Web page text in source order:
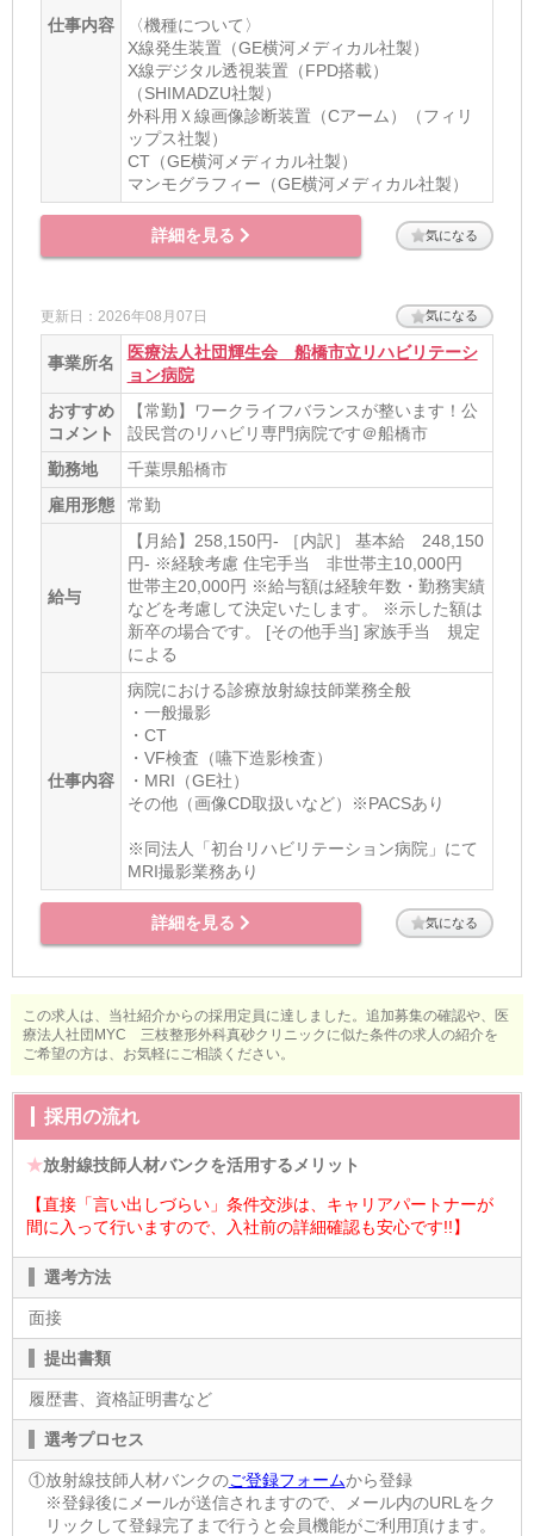
仕事内容
〈機種について〉
X線発生装置（GE横河メディカル社製）
X線デジタル透視装置（FPD搭載）
（SHIMADZU社製）
外科用Ｘ線画像診断装置（Cアーム）（フィリ
ップス社製）
CT（GE横河メディカル社製）
マンモグラフィー（GE横河メディカル社製）
詳細を見る 気になる
更新日：2026年08月07日 気になる
事業所名
医療法人社団輝生会 船橋市立リハビリテーシ
ョン病院
おすすめ
コメント
【常勤】ワークライフバランスが整います！公
設民営のリハビリ専門病院です＠船橋市
勤務地
千葉県船橋市
雇用形態
常勤
給与
【月給】258,150円- ［内訳］ 基本給 248,150
円- ※経験考慮 住宅手当 非世帯主10,000円
世帯主20,000円 ※給与額は経験年数・勤務実績
などを考慮して決定いたします。 ※示した額は
新卒の場合です。 [その他手当] 家族手当 規定
による
仕事内容
病院における診療放射線技師業務全般
・一般撮影
・CT
・VF検査（嚥下造影検査）
・MRI（GE社）
その他（画像CD取扱いなど）※PACSあり
※同法人「初台リハビリテーション病院」にて
MRI撮影業務あり
詳細を見る 気になる
この求人は、当社紹介からの採用定員に達しました。追加募集の確認や、医
療法人社団MYC 三枝整形外科真砂クリニックに似た条件の求人の紹介を
ご希望の方は、お気軽にご相談ください。
採用の流れ
★放射線技師人材バンクを活用するメリット
【直接「言い出しづらい」条件交渉は、キャリアパートナーが
間に入って行いますので、入社前の詳細確認も安心です!!】
選考方法
面接
提出書類
履歴書、資格証明書など
選考プロセス
①放射線技師人材バンクのご登録フォームから登録
※登録後にメールが送信されますので、メール内のURLをク
リックして登録完了まで行うと会員機能がご利用頂けます。